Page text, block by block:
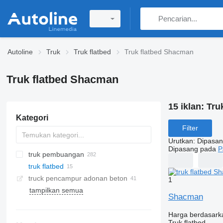
Autoline Truk Truk flatbed Truk flatbed Shacman
Truk flatbed Shacman
Kategori
truk pembuangan
truk flatbed
truck pencampur adonan beton
tampilkan semua
15 iklan:
Filter
Urutkan:
Dipasang pada
1
Shacman
Harga